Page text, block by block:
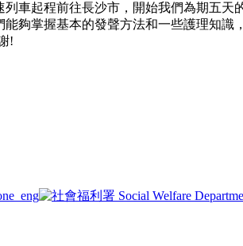
車起程前往長沙市，開始我們為期五
夠掌握基本的發聲方法和一些護理知識
!